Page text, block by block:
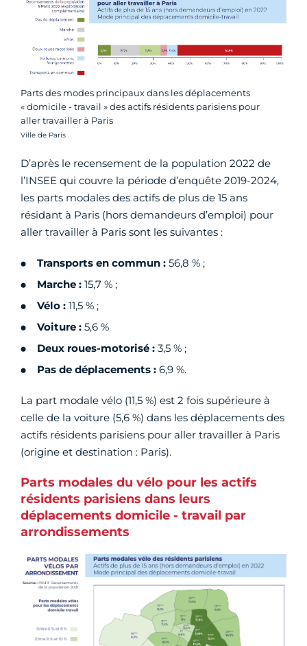
Parts des modes principaux dans les déplacements
« domicile - travail » des actifs résidents parisiens pour
aller travailler à Paris
Crédit photo :
Ville de Paris
D’après le recensement de la population 2022 de
l’INSEE qui couvre la période d’enquête 2019-2024,
les parts modales des actifs de plus de 15 ans
résidant à Paris (hors demandeurs d’emploi) pour
aller travailler à Paris sont les suivantes :
Transports en commun : 56,8 % ;
Marche : 15,7 % ;
Vélo : 11,5 % ;
Voiture : 5,6 %
Deux roues-motorisé : 3,5 % ;
Pas de déplacements : 6,9 %.
La part modale vélo (11,5 %) est 2 fois supérieure à
celle de la voiture (5,6 %) dans les déplacements des
actifs résidents parisiens pour aller travailler à Paris
(origine et destination : Paris).
Parts modales du vélo pour les actifs
résidents parisiens dans leurs
déplacements domicile - travail par
arrondissements